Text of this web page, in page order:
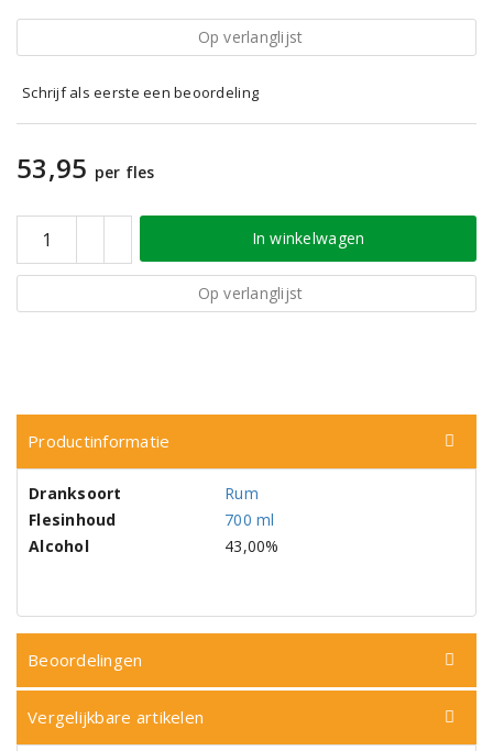
Op verlanglijst
Schrijf als eerste een beoordeling
53,95 per fles
In winkelwagen
Op verlanglijst
Productinformatie
Dranksoort
Rum
Flesinhoud
700 ml
Alcohol
43,00%
Beoordelingen
Vergelijkbare artikelen